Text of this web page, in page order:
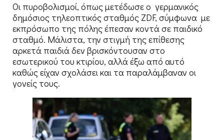
Οι πυροβολισμοί, όπως μετέδωσε ο γερμανικός
δημόσιος τηλεοπτικός σταθμός ZDF, σύμφωνα με
εκπρόσωπο της πόλης έπεσαν κοντά σε παιδικό
σταθμό. Μάλιστα, την στιγμή της επίθεσης
αρκετά παιδιά δεν βρισκόντουσαν στο
εσωτερικού του κτιρίου, αλλά έξω από αυτό
καθώς είχαν σχολάσει και τα παραλάμβαναν οι
γονείς τους.